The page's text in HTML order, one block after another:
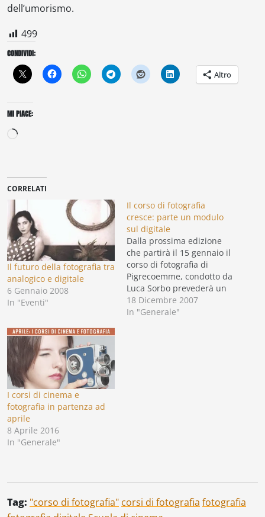
dell’umorismo.
499
CONDIVIDI:
Altro
MI PIACE:
Caricamento
CORRELATI
Il futuro della fotografia tra
analogico e digitale
6 Gennaio 2008
In "Eventi"
Il corso di fotografia
cresce: parte un modulo
sul digitale
Dalla prossima edizione
che partirà il 15 gennaio il
corso di fotografia di
Pigrecoemme, condotto da
Luca Sorbo prevederà un
nuovo modulo in otto
lezioni dedicato
18 Dicembre 2007
In "Generale"
I corsi di cinema e
fotografia in partenza ad
aprile
8 Aprile 2016
In "Generale"
Tag: "corso di fotografia" corsi di fotografia fotografia